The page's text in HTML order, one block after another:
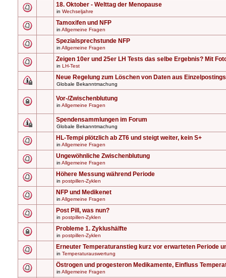
18. Oktober - Welttag der Menopause
in Wechseljahre
Tamoxifen und NFP
in Allgemeine Fragen
Spezialsprechstunde NFP
in Allgemeine Fragen
Zeigen 10er und 25er LH Tests das selbe Ergebnis? Mit
in LH-Test
Neue Regelung zum Löschen von Daten aus Einzelpostings
Globale Bekanntmachung
Vor-/Zwischenblutung
in Allgemeine Fragen
Spendensammlungen im Forum
Globale Bekanntmachung
HL-Tempi plötzlich ab ZT6 und steigt weiter, kein S+
in Allgemeine Fragen
Ungewöhnliche Zwischenblutung
in Allgemeine Fragen
Höhere Messung während Periode
in postpillen-Zyklen
NFP und Medikenet
in Allgemeine Fragen
Post Pill, was nun?
in postpillen-Zyklen
Probleme 1. Zyklushälfte
in postpillen-Zyklen
Erneuter Temperaturanstieg kurz vor erwarteten Periode
in Temperaturauswertung
Östrogen und progesteron Medikamente, Einfluss
in Allgemeine Fragen